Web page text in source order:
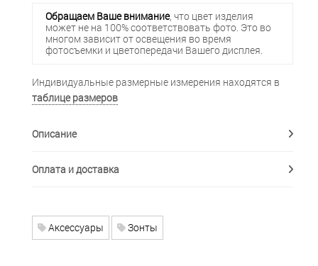
Обращаем Ваше внимание, что цвет изделия
может не на 100% соответствовать фото. Это во
многом зависит от освещения во время
фотосъемки и цветопередачи Вашего дисплея.
Индивидуальные размерные измерения находятся в
таблице размеров
Описание
Оплата и доставка
Аксессуары Зонты